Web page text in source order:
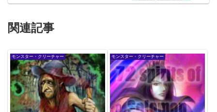
関連記事
モンスター・クリーチャー モンスター・クリーチャー